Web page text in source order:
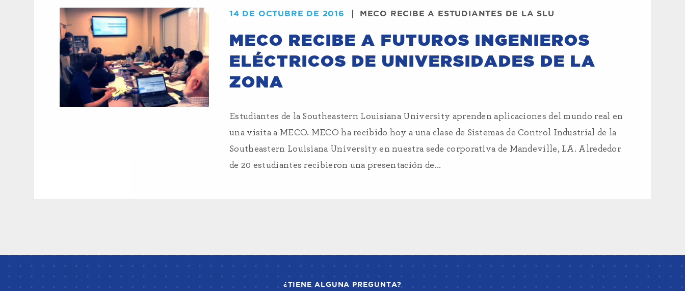
14 DE OCTUBRE DE 2016 MECO RECIBE A ESTUDIANTES DE LA SLU
MECO RECIBE A FUTUROS INGENIEROS
ELÉCTRICOS DE UNIVERSIDADES DE LA
ZONA
Estudiantes de la Southeastern Louisiana University aprenden aplicaciones del mundo real en
una visita a MECO. MECO ha recibido hoy a una clase de Sistemas de Control Industrial de la
Southeastern Louisiana University en nuestra sede corporativa de Mandeville, LA. Alrededor
de 20 estudiantes recibieron una presentación de...
¿TIENE ALGUNA PREGUNTA?